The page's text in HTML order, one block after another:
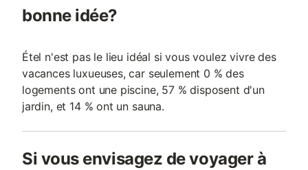
bonne idée?
Étel n'est pas le lieu idéal si vous voulez vivre des
vacances luxueuses, car seulement 0 % des
logements ont une piscine, 57 % disposent d'un
jardin, et 14 % ont un sauna.
Si vous envisagez de voyager à